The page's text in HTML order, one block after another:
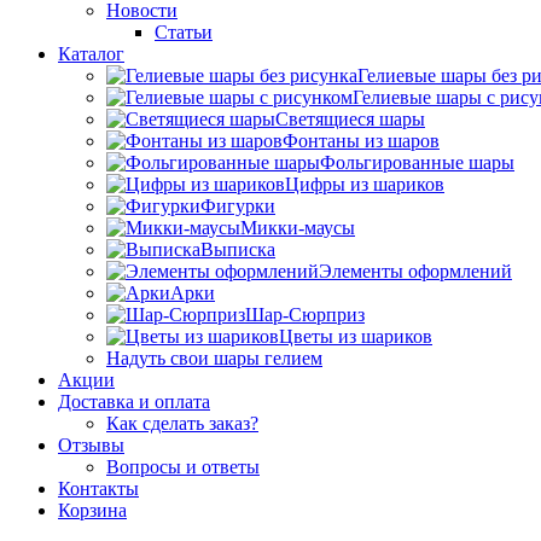
Новости
Статьи
Каталог
Гелиевые шары без
Гелиевые шары с
Светящиеся шары
Фонтаны из шаров
Фольгированные шары
Цифры из шариков
Фигурки
Микки-маусы
Выписка
Элементы оформлений
Арки
Шар-Сюрприз
Цветы из шариков
Надуть свои шары гелием
Акции
Доставка и оплата
Как сделать заказ?
Отзывы
Вопросы и ответы
Контакты
Корзина